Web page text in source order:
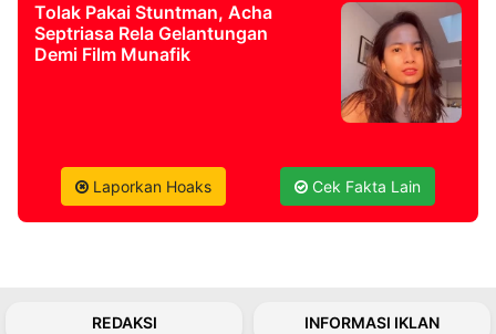
Kabarbaru
Media
Holding
Tolak Pakai Stuntman, Acha
Septriasa Rela Gelantungan
Demi Film Munafik
Laporkan Hoaks Cek Fakta Lain
REDAKSI INFORMASI IKLAN